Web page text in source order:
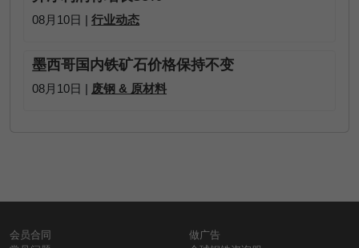
08月10日 | 行业动态
墨西哥国内铁矿石价格保持不变
08月10日 | 废钢 & 原材料
会员合同
做广告